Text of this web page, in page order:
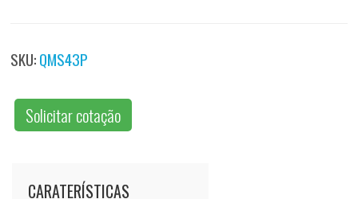
SKU:QMS43P
Solicitar cotação
CARATERÍSTICAS